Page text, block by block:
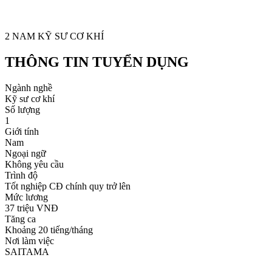
2 NAM KỸ SƯ CƠ KHÍ
THÔNG TIN TUYỂN DỤNG
Ngành nghề
Kỹ sư cơ khí
Số lượng
1
Giới tính
Nam
Ngoại ngữ
Không yêu cầu
Trình độ
Tốt nghiệp CĐ chính quy trở lên
Mức lương
37 triệu VNĐ
Tăng ca
Khoảng 20 tiếng/tháng
Nơi làm việc
SAITAMA